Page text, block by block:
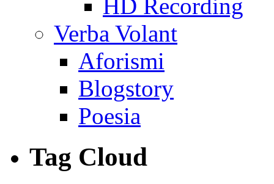
HD Recording
Verba Volant
Aforismi
Blogstory
Poesia
Tag Cloud